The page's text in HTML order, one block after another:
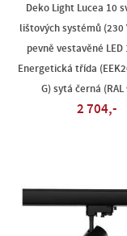
Deko Light Lucea 10
lištových systémů (230
pevně vestavěné LED
Energetická třída
G) sytá černá (RAL
2 704,-